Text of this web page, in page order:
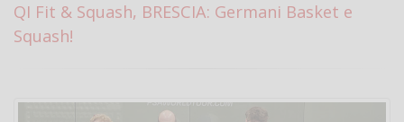
QI Fit & Squash, BRESCIA: Germani Basket e
Squash!